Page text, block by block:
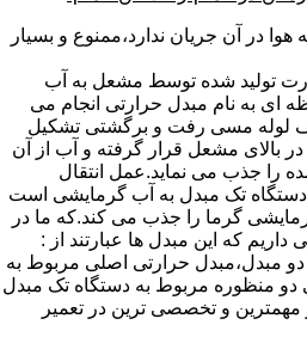
در آن جریان ندارد،ممنوع و بسیار
تولید شده توسط مشعل به آب
به نام مبدل حرارتی انجام می
لوله مسی رفت و برگشتی تشکیل
مشعل قرار گرفته و آب از آن
را جذب می نماید.عمل انتقال
تک مبدل به آب گرمایشی است
گرما را جذب می کند.که ما در
که این مبدل ها عبارتند از :
دو مبدل،مبدل حرارتی اصلی مربوط به
دو منظوره مربوط به دستگاه تک مبدل
و تخصصی ترین در تعمیر